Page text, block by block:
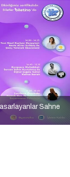
Sahne